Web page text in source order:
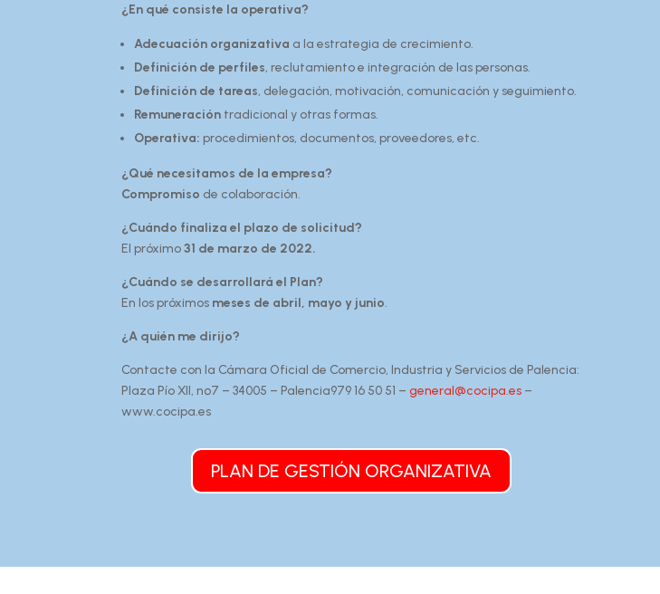
¿En qué consiste la operativa?
Adecuación organizativa a la estrategia de crecimiento.
Definición de perfiles, reclutamiento e integración de las personas.
Definición de tareas, delegación, motivación, comunicación y seguimiento.
Remuneración tradicional y otras formas.
Operativa: procedimientos, documentos, proveedores, etc.
¿Qué necesitamos de la empresa?
Compromiso de colaboración.
¿Cuándo finaliza el plazo de solicitud?
El próximo31 de marzo de 2022.
¿Cuándo se desarrollará el Plan?
En los próximos meses de abril, mayo y junio.
¿A quién me dirijo?
Contacte con la Cámara Oficial de Comercio, Industria y Servicios de Palencia:
Plaza Pío XII, nº7 – 34005 – Palencia979 16 50 51 –general@cocipa.es –
www.cocipa.es
PLAN DE GESTIÓN ORGANIZATIVA